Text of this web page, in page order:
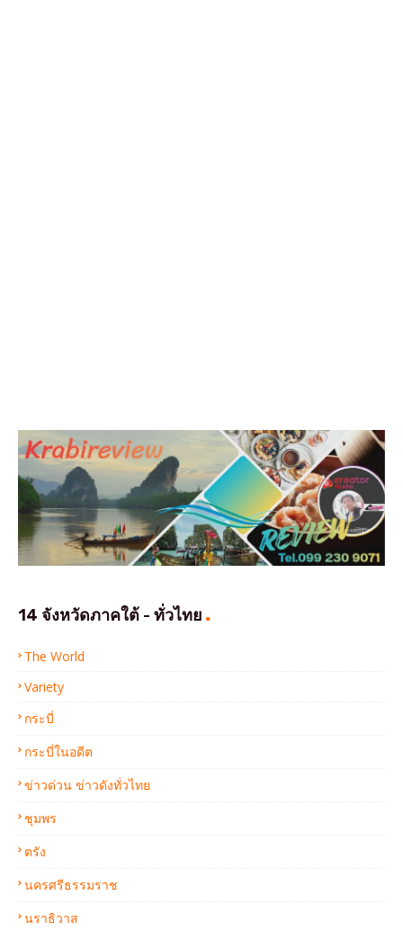
14 จังหวัดภาคใต้ - ทั่วไทย
The World
Variety
กระบี่
กระบี่ในอดีต
ข่าวด่วน ข่าวดังทั่วไทย
ชุมพร
ตรัง
นครศรีธรรมราช
นราธิวาส